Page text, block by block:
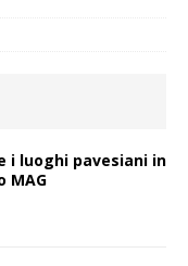
i luoghi pavesiani in
MAG